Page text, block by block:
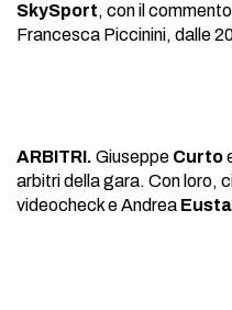
SkySport, con il
Francesca Piccinini, dalle
ARBITRI. Giuseppe Curto
arbitri della gara. Con loro,
videocheck e Andrea